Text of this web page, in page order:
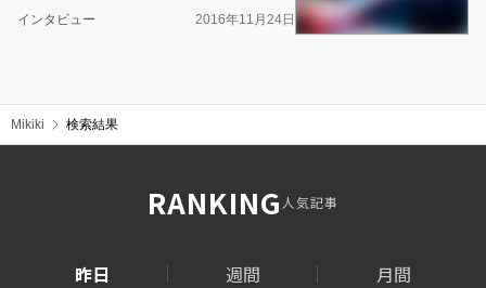
インタビュー 2016年11月24日
Mikiki 検索結果
RANKING人気記事
昨日 週間 月間